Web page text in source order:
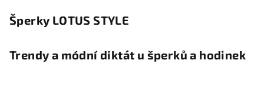
Šperky LOTUS STYLE
Trendy a módní diktát u šperků a hodinek